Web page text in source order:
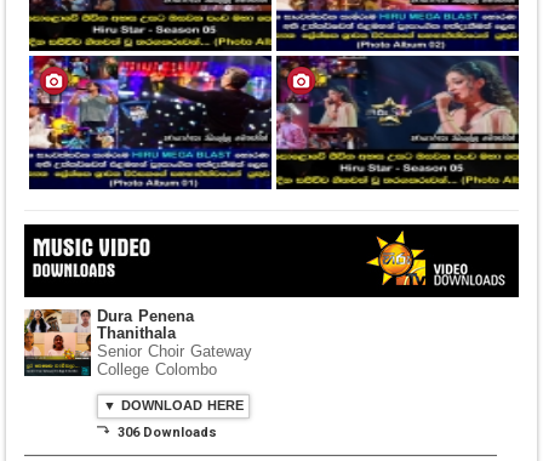
Dura Penena
Thanithala
Senior Choir Gateway
College Colombo
▼ DOWNLOAD HERE
⤵ 306 Downloads